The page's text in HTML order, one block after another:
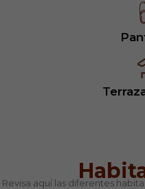
Revisa aquí las diferentes